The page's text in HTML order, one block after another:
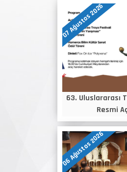
07 Ağustos 2026
63. Uluslararası
Resmi
06 Ağustos 2026